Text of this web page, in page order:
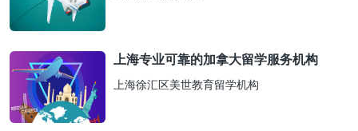
上海专业可靠的加拿大留学服务机构
上海徐汇区美世教育留学机构